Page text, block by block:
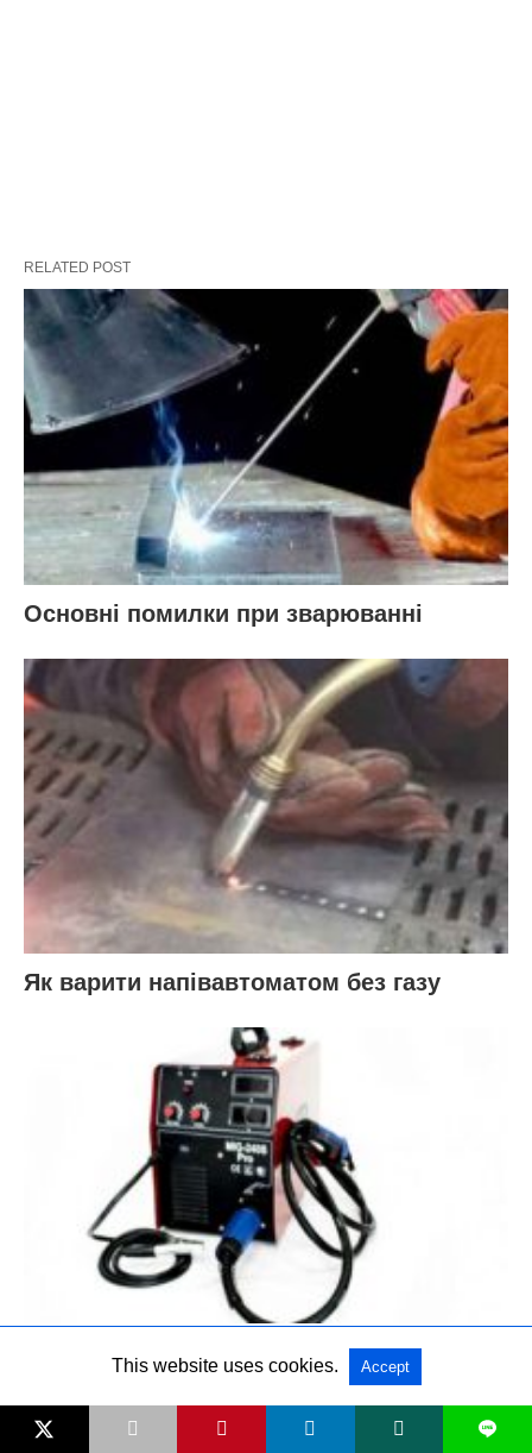
RELATED POST
Основні помилки при зварюванні
Як варити напівавтоматом без газу
Принцип роботи напівавтоматичного
зварювання – просте пояснення для
новачків
L
This website uses cookies. Accept